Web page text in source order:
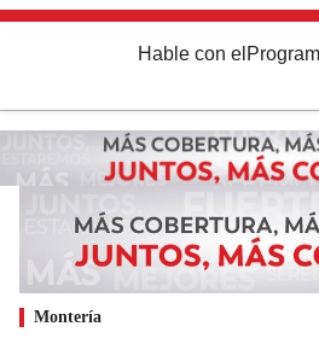
Hable con el
Montería